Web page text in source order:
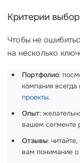
Критерии
Чтобы не
на несколько
Портфолио:
компания
проекты.
Опыт:
вашем сегменте
Отзывы:
вам понимание о